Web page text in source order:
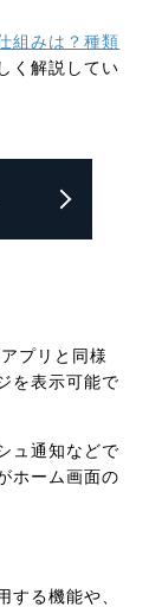
組みは？種類
く解説してい
プリと同様
を表示可能で
ュ通知などで
ホーム画面の
する機能や、